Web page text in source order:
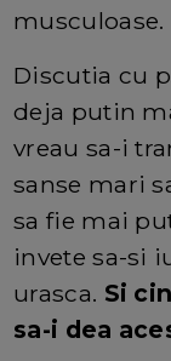
musculoase.
Discutia cu
deja putin
vreau sa-i
sanse mari
sa fie mai
invete sa-si
urasca. Si
sa-i dea